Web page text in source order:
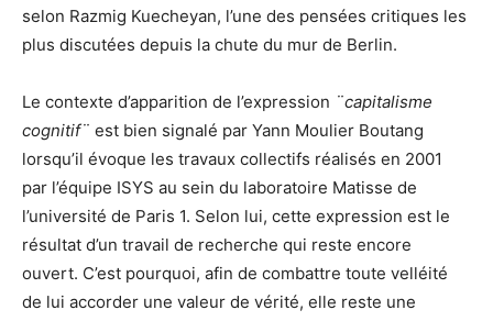
selon Razmig Kuecheyan, l’une des pensées critiques les
plus discutées depuis la chute du mur de Berlin.
Le contexte d’apparition de l’expression ¨capitalisme
cognitif¨ est bien signalé par Yann Moulier Boutang
lorsqu’il évoque les travaux collectifs réalisés en 2001
par l’équipe ISYS au sein du laboratoire Matisse de
l’université de Paris 1. Selon lui, cette expression est le
résultat d’un travail de recherche qui reste encore
ouvert. C’est pourquoi, afin de combattre toute velléité
de lui accorder une valeur de vérité, elle reste une